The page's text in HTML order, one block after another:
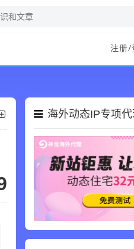
注册/
海外动态IP专项代